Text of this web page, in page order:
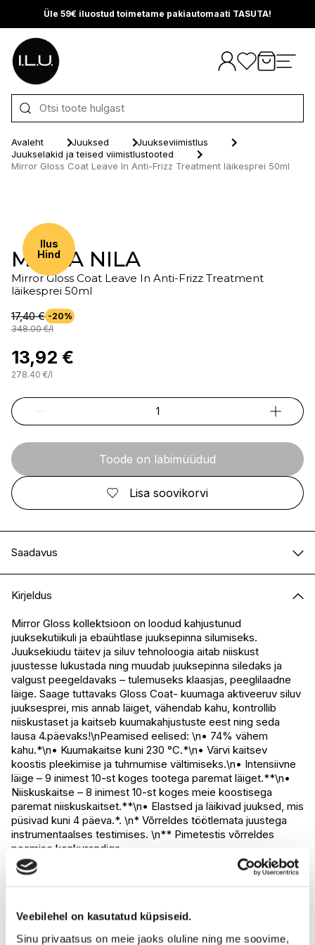
Veebilehel on kasutatud küpsiseid.
Sinu privaatsus on meie jaoks oluline ning me soovime,
Üle 59€ iluostud toimetame pakiautomaati TASUTA!
Otse sisu juurde
Avaleht Juuksed
Juukseviimistlus
Juukselakid ja teised viimistlustooted
Mirror Gloss Coat Leave In Anti-Frizz Treatment läikesprei 50ml
Ilus
Hind
MARIA NILA
Mirror Gloss Coat Leave In Anti-Frizz Treatment
läikesprei 50ml
17,40 € -20%
348.00 €/l
13,92 €
278.40 €/l
Toode on läbimüüdud
Lisa soovikorvi
Saadavus
I.L.U. Kristiine
I.L.U. Ülemiste
Saadaval
I.L.U. Rocca
Ei ole saadaval
I.L.U. Lõunakeskus
Ei ole saadaval
I.L.U. Pärnu
Ei ole saadaval
Kirjeldus
Mirror Gloss kollektsioon on loodud kahjustunud
juuksekutiikuli ja ebaühtlase juuksepinna silumiseks.
Juuksekiudu täitev ja siluv tehnoloogia aitab niiskust
juustesse lukustada ning muudab juuksepinna siledaks ja
valgust peegeldavaks – tulemuseks klaasjas, peeglilaadne
läige. Saage tuttavaks Gloss Coat- kuumaga aktiveeruv siluv
juuksesprei, mis annab läiget, vähendab kahu, kontrollib
niiskustaset ja kaitseb kuumakahjustuste eest ning seda
lausa 4.päevaks!\nPeamised eelised: \n• 74% vähem
kahu.*\n• Kuumakaitse kuni 230 °C.*\n• Värvi kaitsev
koostis pleekimise ja tuhmumise vältimiseks.\n• Intensiivne
läige – 9 inimest 10-st koges tootega paremat läiget.**\n•
Niiskuskaitse – 8 inimest 10-st koges meie koostisega
paremat niiskuskaitset.**\n• Elastsed ja läikivad juuksed, mis
püsivad kuni 4 päeva.*. \n* Võrreldes töötlemata juustega
instrumentaalses testimises. \n** Pimetestis võrreldes
peamise konkurendiga.
1. Pihusta ühtlaselt niisketele juustele juurtest otsteni. 2.
aktiveerida. 4. Viimistle soeng oma lemmik
viimistlusvahendiga. Tulemus? Siledad ja läikivad juuksed